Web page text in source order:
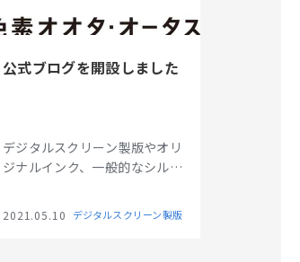
公式ブログを開設しました
デジタルスクリーン製版やオリ
ジナルインク、一般的なシルク
刷まで、ご紹介していきたいと
思います。
2021.05.10 デジタルスクリーン製版